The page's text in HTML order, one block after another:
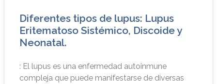
Diferentes tipos de lupus: Lupus
Eritematoso Sistémico, Discoide y
Neonatal.
: El lupus es una enfermedad autoinmune
compleja que puede manifestarse de diversas